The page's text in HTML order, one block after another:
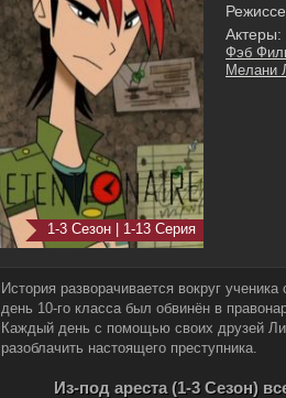
1-3 Сезон | 1-13 Серия
Актеры:
Фэб
Мелани
История разворачивается вокруг
день 10-го класса был обвинён в
Каждый день с помощью своих друзей
разоблачить настоящего преступника.
Из-под ареста (1-3 Сезон)